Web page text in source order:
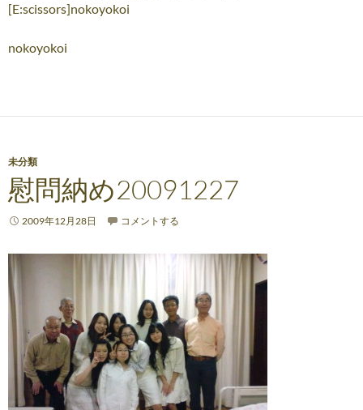
[E:scissors]nokoyokoi
nokoyokoi
未分類
慰問納め20091227
2009年12月28日 コメントする